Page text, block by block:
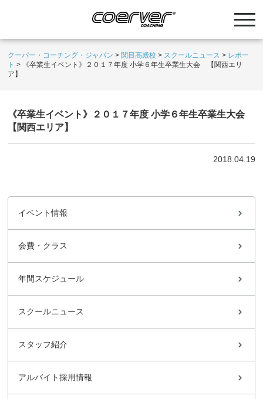
クーバー・コーチング・ジャパン > 関目高殿校 > スクールニュース > レポー
ト >
《卒業生イベント》２０１７年度 小学６年生卒業生大会 【関西エリ
ア】
《卒業生イベント》２０１７年度 小学６年生卒業生大会
【関西エリア】
2018.04.19
イベント情報
会費・クラス
年間スケジュール
スクールニュース
スタッフ紹介
アルバイト採用情報